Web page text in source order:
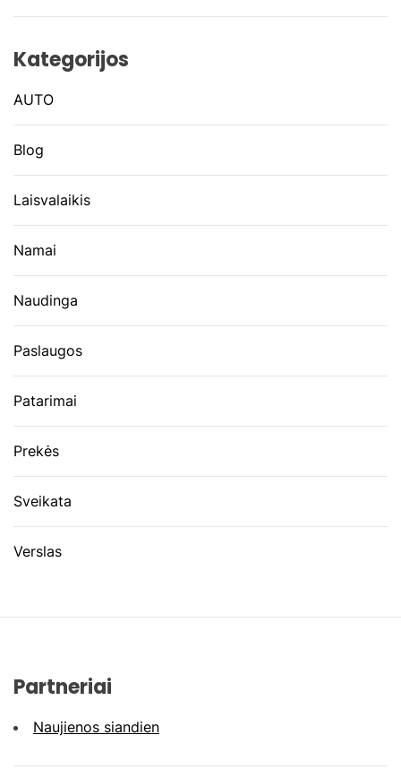
Kategorijos
AUTO
Blog
Laisvalaikis
Namai
Naudinga
Paslaugos
Patarimai
Prekės
Sveikata
Verslas
Partneriai
Naujienos siandien